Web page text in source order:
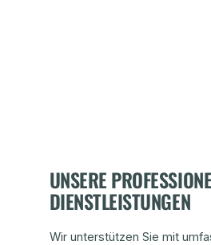
UNSERE
DIENSTLEISTUNGEN
Wir unterstützen Sie mit